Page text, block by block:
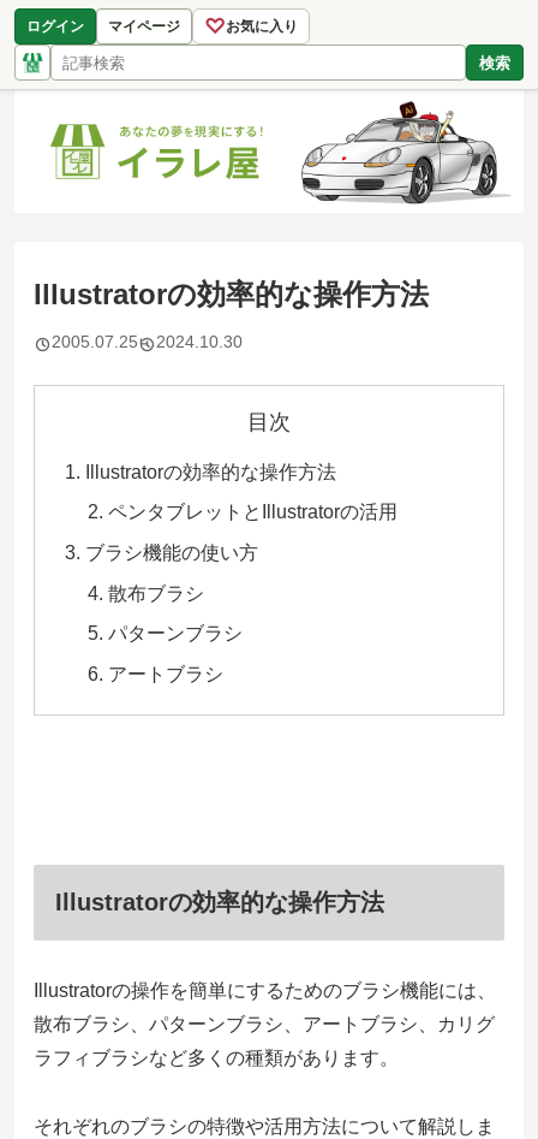
ログイン マイページ ♡お気に入り
検索
Illustratorの効率的な操作方法
2005.07.25 2024.10.30
目次
Illustratorの効率的な操作方法
ペンタブレットとIllustratorの活用
ブラシ機能の使い方
散布ブラシ
パターンブラシ
アートブラシ
Illustratorの効率的な操作方法
Illustratorの操作を簡単にするためのブラシ機能には、
散布ブラシ、パターンブラシ、アートブラシ、カリグ
ラフィブラシなど多くの種類があります。
それぞれのブラシの特徴や活用方法について解説しま